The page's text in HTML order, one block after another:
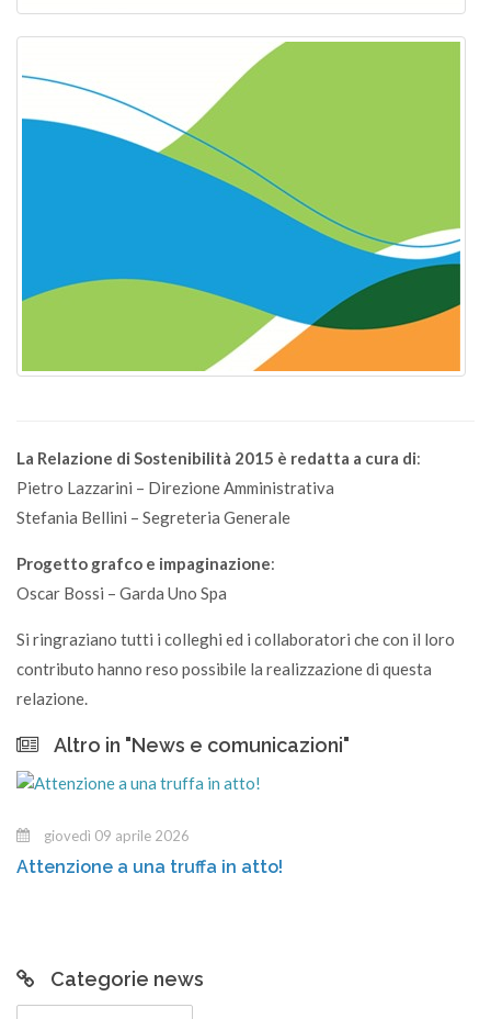
La Relazione di Sostenibilità 2015 è redatta a cura di:
Pietro Lazzarini – Direzione Amministrativa
Stefania Bellini – Segreteria Generale
Progetto grafco e impaginazione:
Oscar Bossi – Garda Uno Spa
Si ringraziano tutti i colleghi ed i collaboratori che con il loro
contributo hanno reso possibile la realizzazione di questa
relazione.
Altro in "News e comunicazioni"
mercoledì 18 marzo 2026
Categorie news